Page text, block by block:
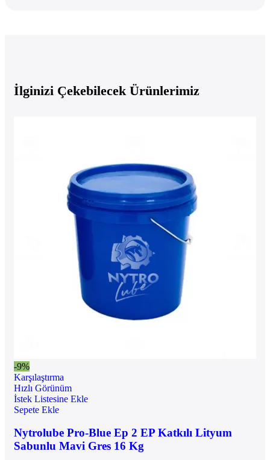
İlginizi Çekebilecek Ürünlerimiz
-9%
Karşılaştırma
Hızlı Görünüm
İstek Listesine Ekle
Sepete Ekle
Nytrolube Pro-Blue Ep 2 EP Katkılı Lityum
Sabunlu Mavi Gres 16 Kg